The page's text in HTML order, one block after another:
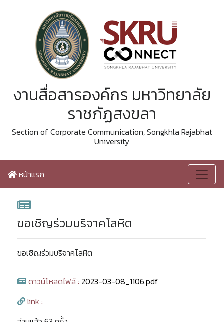
งานสื่อสารองค์กร มหาวิทยาลัย
ราชภัฏสงขลา
Section of Corporate Communication, Songkhla Rajabhat
University
หน้าแรก
ขอเชิญร่วมบริจาคโลหิต
ขอเชิญร่วมบริจาคโลหิต
ดาวน์โหลดไฟล์ : 2023-03-08_1106.pdf
link :